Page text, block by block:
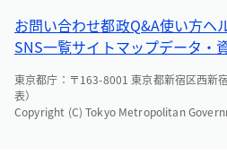
お問い合わせ都政Q&A使い方ヘ
SNS一覧サイトマップデータ・
東京都庁：〒163-8001 東京都新宿区西新
表）
Copyright (C) Tokyo Metropolitan